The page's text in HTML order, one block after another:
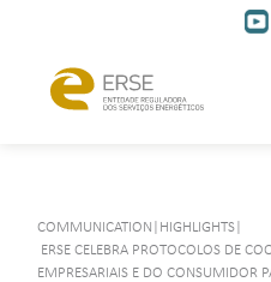
COMMUNICATION HIGHLIGHTS
ERSE CELEBRA PROTOCOLOS DE
EMPRESARIAIS E DO CONSUMIDOR